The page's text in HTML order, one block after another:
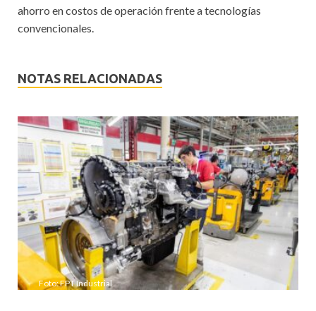
ahorro en costos de operación frente a tecnologías
convencionales.
NOTAS RELACIONADAS
Foto: FPT Industrial